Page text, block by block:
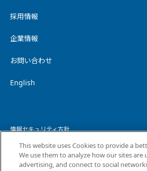
採用情報
企業情報
お問い合わせ
English
情報セキュリティ方針
個人情報保護方針
個人情報の取り扱いについて
This website uses Cookies to provide a
We use them to analyze how our sites are
advertising, and connect to social